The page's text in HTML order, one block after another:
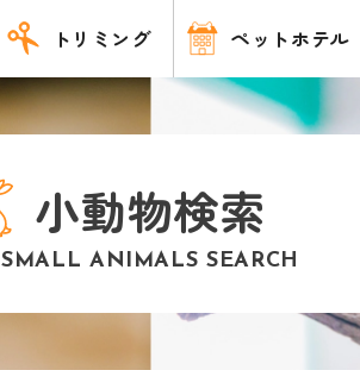
トリミング ペットホテル
小動物検索
SMALL ANIMALS SEARCH